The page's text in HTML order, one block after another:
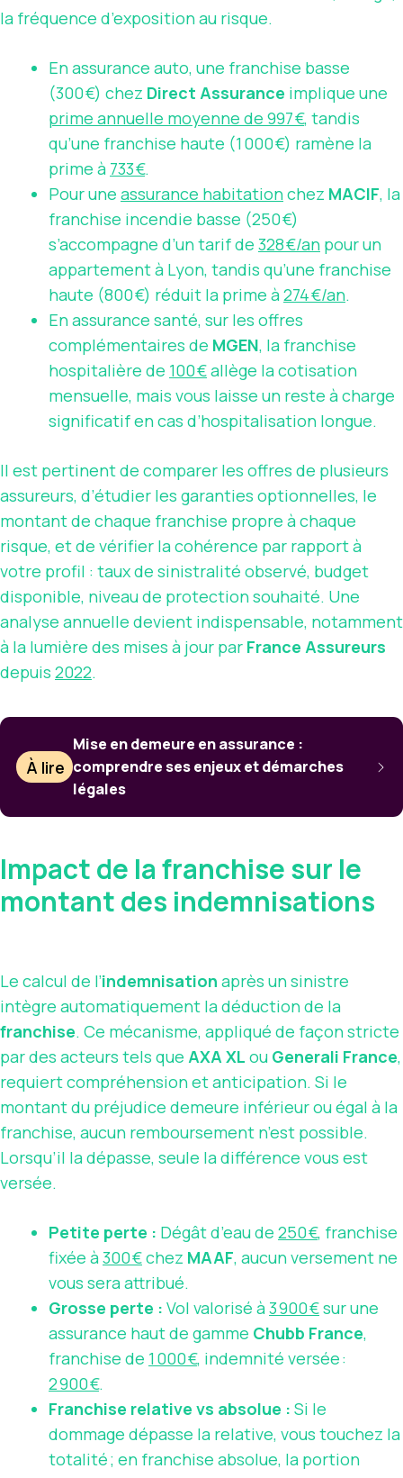
la fréquence d’exposition au risque.
En assurance auto, une franchise basse
(300 €) chez Direct Assurance implique une
prime annuelle moyenne de 997 €, tandis
qu’une franchise haute (1 000 €) ramène la
prime à 733 €.
Pour une assurance habitationchez MACIF, la
franchise incendie basse (250 €)
s’accompagne d’un tarif de 328 €/an pour un
appartement à Lyon, tandis qu’une franchise
haute (800 €) réduit la prime à274 €/an.
En assurance santé, sur les offres
complémentaires de MGEN, la franchise
hospitalière de 100 €allège la cotisation
mensuelle, mais vous laisse un reste à charge
significatif en cas d’hospitalisation longue.
Il est pertinent de comparer les offres de plusieurs
assureurs, d’étudier les garanties optionnelles, le
montant de chaque franchise propre à chaque
risque, et de vérifier la cohérence par rapport à
votre profil : taux de sinistralité observé, budget
disponible, niveau de protection souhaité. Une
analyse annuelle devient indispensable, notamment
à la lumière des mises à jour par France Assureurs
depuis 2022.
À lire
Mise en demeure en assurance :
comprendre ses enjeux et démarches
légales
Impact de la franchise sur le
montant des indemnisations
Le calcul de l’indemnisation après un sinistre
intègre automatiquement la déduction de la
franchise. Ce mécanisme, appliqué de façon stricte
par des acteurs tels que AXA XL ou Generali France,
requiert compréhension et anticipation. Si le
montant du préjudice demeure inférieur ou égal à la
franchise, aucun remboursement n’est possible.
Lorsqu’il la dépasse, seule la différence vous est
versée.
Petite perte : Dégât d’eau de 250 €, franchise
fixée à300 €chez MAAF, aucun versement ne
vous sera attribué.
Grosse perte : Vol valorisé à3 900 €sur une
assurance haut de gamme Chubb France,
franchise de 1 000 €, indemnité versée :
2 900 €.
Franchise relative vs absolue : Si le
dommage dépasse la relative, vous touchez la
totalité ; en franchise absolue, la portion